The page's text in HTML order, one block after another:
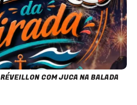
COM JUCA NA BALADA